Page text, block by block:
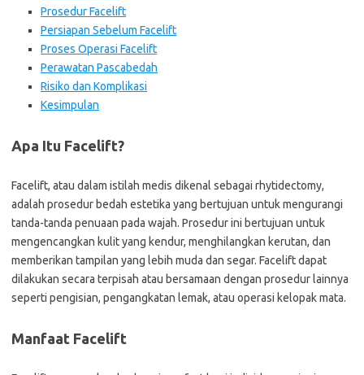
Prosedur Facelift
Persiapan Sebelum Facelift
Proses Operasi Facelift
Perawatan Pascabedah
Risiko dan Komplikasi
Kesimpulan
Apa Itu Facelift?
Facelift, atau dalam istilah medis dikenal sebagai rhytidectomy,
adalah prosedur bedah estetika yang bertujuan untuk mengurangi
tanda-tanda penuaan pada wajah. Prosedur ini bertujuan untuk
mengencangkan kulit yang kendur, menghilangkan kerutan, dan
memberikan tampilan yang lebih muda dan segar. Facelift dapat
dilakukan secara terpisah atau bersamaan dengan prosedur lainnya
seperti pengisian, pengangkatan lemak, atau operasi kelopak mata.
Manfaat Facelift